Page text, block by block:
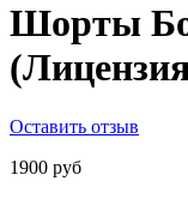
Шорты
Оставить отзыв
1900 руб